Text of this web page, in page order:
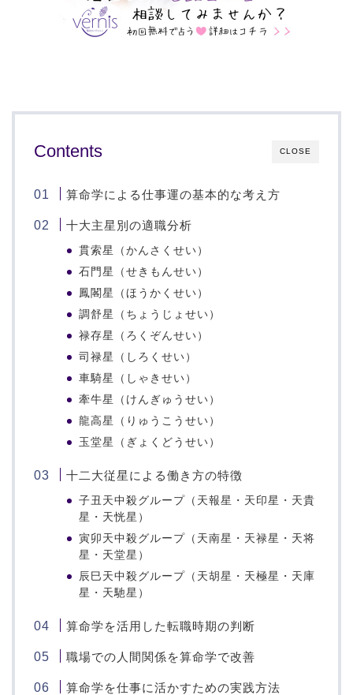
CLOSE
Contents
算命学による仕事運の基本的な考え方
十大主星別の適職分析
貫索星（かんさくせい）
石門星（せきもんせい）
鳳閣星（ほうかくせい）
調舒星（ちょうじょせい）
禄存星（ろくぞんせい）
司禄星（しろくせい）
車騎星（しゃきせい）
牽牛星（けんぎゅうせい）
龍高星（りゅうこうせい）
玉堂星（ぎょくどうせい）
十二大従星による働き方の特徴
子丑天中殺グループ（天報星・天印星・天貴
星・天恍星）
寅卯天中殺グループ（天南星・天禄星・天将
星・天堂星）
辰巳天中殺グループ（天胡星・天極星・天庫
星・天馳星）
算命学を活用した転職時期の判断
職場での人間関係を算命学で改善
算命学を仕事に活かすための実践方法